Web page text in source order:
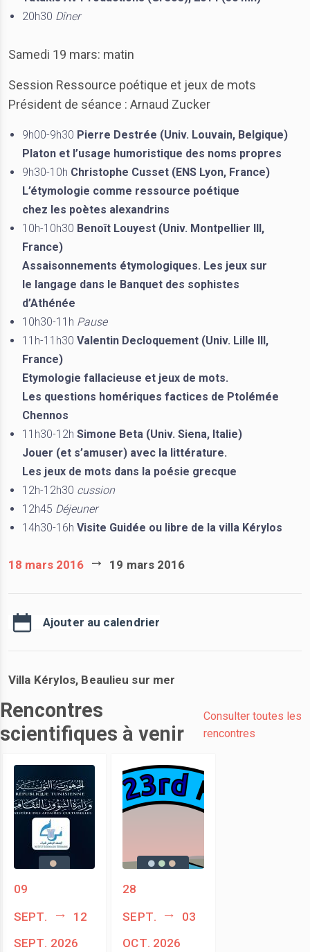
20h30 Dîner
Samedi 19 mars: matin
Session Ressource poétique et jeux de mots
Président de séance : Arnaud Zucker
9h00-9h30 Pierre Destrée (Univ. Louvain, Belgique)
Platon et l’usage humoristique des noms propres
9h30-10h Christophe Cusset (ENS Lyon, France)
L’étymologie comme ressource poétique
chez les poètes alexandrins
10h-10h30 Benoît Louyest (Univ. Montpellier III,
France)
Assaisonnements étymologiques. Les jeux sur
le langage dans le Banquet des sophistes
d’Athénée
10h30-11h Pause
11h-11h30 Valentin Decloquement (Univ. Lille III,
France)
Etymologie fallacieuse et jeux de mots.
Les questions homériques factices de Ptolémée
Chennos
11h30-12h Simone Beta (Univ. Siena, Italie)
Jouer (et s’amuser) avec la littérature.
Les jeux de mots dans la poésie grecque
12h-12h30 cussion
12h45 Déjeuner
14h30-16h Visite Guidée ou libre de la villa Kérylos
18 mars 2016 19 mars 2016
Ajouter au calendrier
Villa Kérylos, Beaulieu sur mer
Rencontres
scientifiques à venir
Consulter toutes les
rencontres
09
sept.
12
sept. 2026
28
sept.
03
oct. 2026